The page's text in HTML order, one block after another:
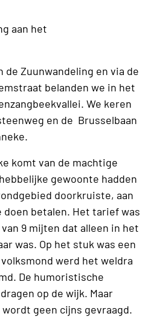
aan het
de Zuunwandeling en via de
belanden we in het
We keren
en de Brusselbaan
komt van de machtige
gewoonte hadden
doorkruiste, aan
betalen. Het tarief was
9 mijten dat alleen in het
was. Op het stuk was een
werd het weldra
De humoristische
op de wijk. Maar
geen cijns gevraagd.